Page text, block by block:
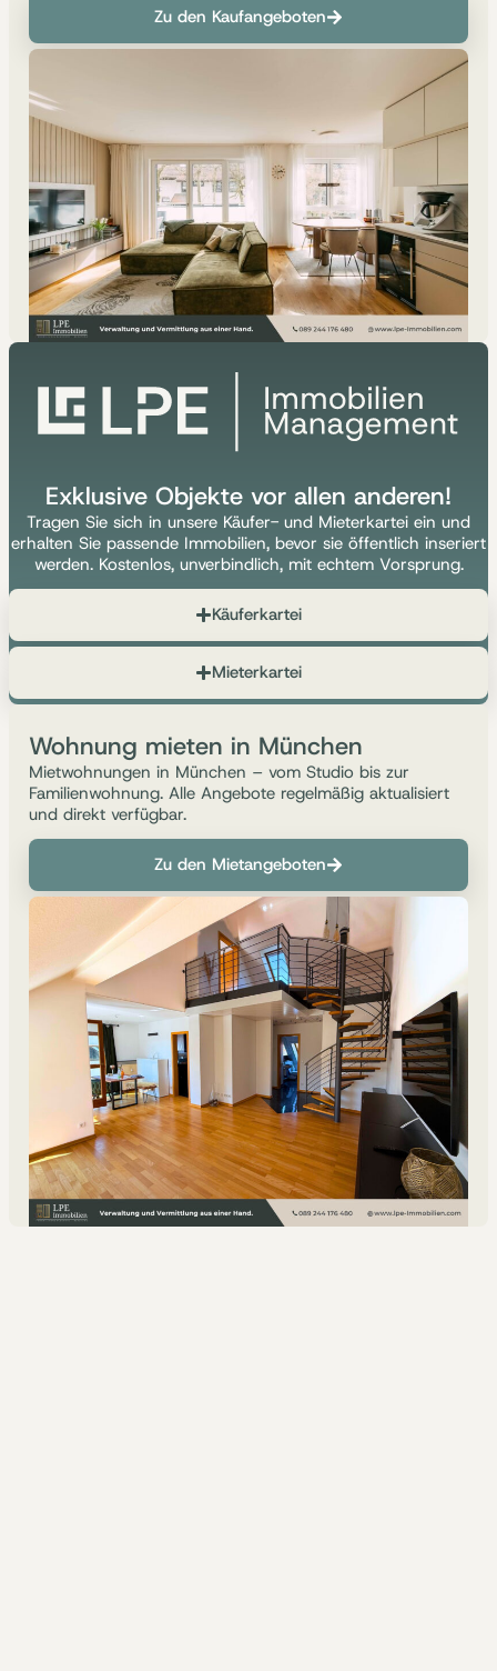
Zu den Kaufangeboten
Exklusive Objekte vor allen anderen!
Tragen Sie sich in unsere Käufer- und Mieterkartei ein und
erhalten Sie passende Immobilien, bevor sie öffentlich inseriert
werden. Kostenlos, unverbindlich, mit echtem Vorsprung.
Käuferkartei
Mieterkartei
Wohnung mieten in München
Mietwohnungen in München – vom Studio bis zur
Familienwohnung. Alle Angebote regelmäßig aktualisiert
und direkt verfügbar.
Zu den Mietangeboten